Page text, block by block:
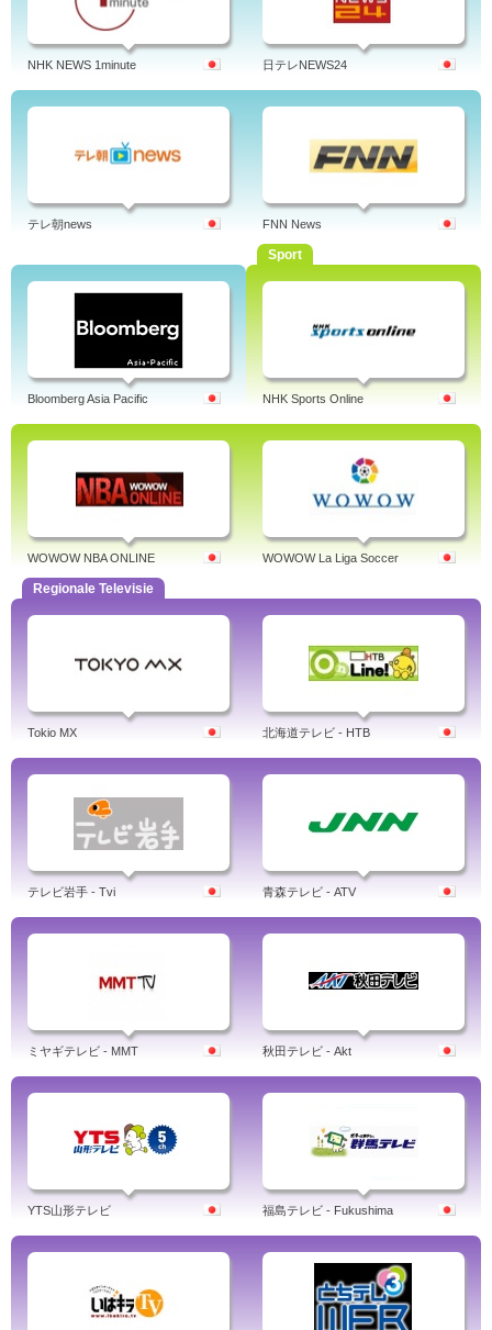
NHK NEWS 1minute 日テレNEWS24
テレ朝news FNN News
Bloomberg Asia Pacific
Sport
NHK Sports Online
WOWOW NBA ONLINE WOWOW La Liga Soccer
Regionale Televisie
Tokio MX 北海道テレビ - HTB
テレビ岩手 - Tvi 青森テレビ - ATV
ミヤギテレビ - MMT 秋田テレビ - Akt
YTS山形テレビ 福島テレビ - Fukushima